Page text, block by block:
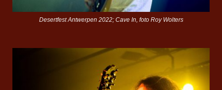
Desertfest Antwerpen 2022; Cave In, foto Roy Wolters